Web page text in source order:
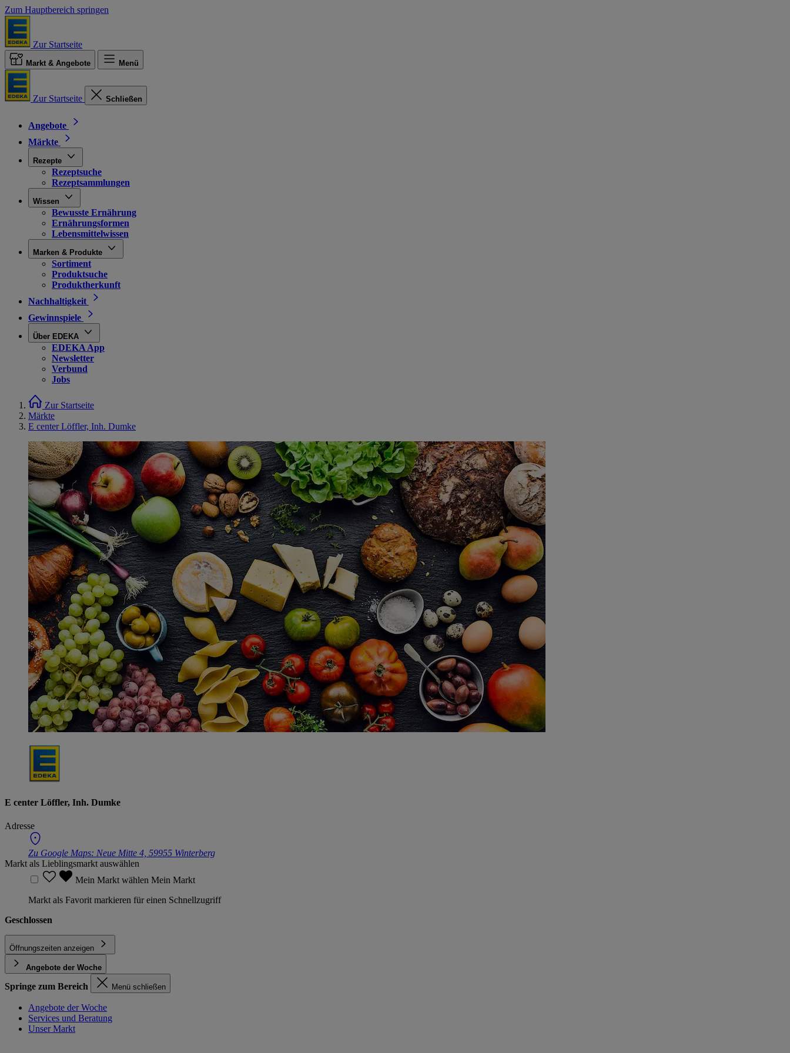
Zum Hauptbereich springen
Zur Startseite
Markt & Angebote Menü
Zur Startseite Schließen
Angebote
Märkte
Rezepte
Rezeptsuche
Rezeptsammlungen
Wissen
Bewusste Ernährung
Ernährungsformen
Lebensmittelwissen
Marken & Produkte
Sortiment
Produktsuche
Produktherkunft
Nachhaltigkeit
Gewinnspiele
Über EDEKA
EDEKA App
Newsletter
Verbund
Jobs
Zur Startseite
Märkte
E center Löffler, Inh. Dumke
E center Löffler, Inh. Dumke
Adresse
Zu Google Maps: Neue Mitte 4, 59955 Winterberg
Markt als Lieblingsmarkt auswählen
Mein Markt wählen Mein Markt
Markt als Favorit markieren für einen Schnellzugriff
Geschlossen
Öffnungszeiten anzeigen
Angebote der Woche
Springe zum Bereich Menü schließen
Angebote der Woche
Services und Beratung
Unser Markt